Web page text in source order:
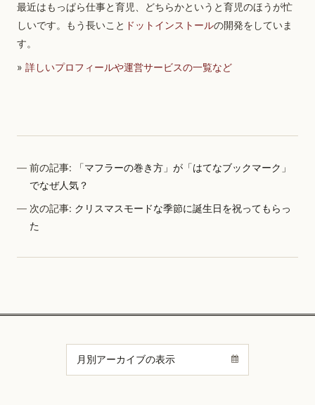
最近はもっぱら仕事と育児、どちらかというと育児のほうが忙
しいです。もう長いこと ドットインストールの開発をしていま
す。
» 詳しいプロフィールや運営サービスの一覧など
前の記事:
「マフラーの巻き方」が「はてなブックマーク」
でなぜ人気？
次の記事: クリスマスモードな季節に誕生日を祝ってもらっ
た